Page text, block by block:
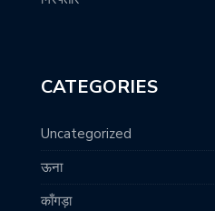
CATEGORIES
Uncategorized
ऊना
काँगड़ा